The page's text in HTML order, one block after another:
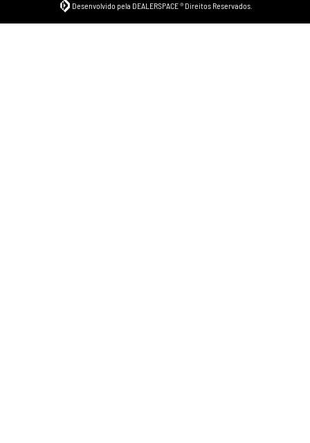
Desenvolvido pela DEALERSPACE ® Direitos Reservados.